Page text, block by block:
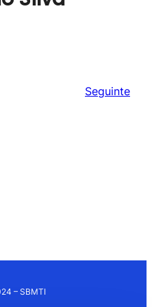
Seguinte
– SBMTI